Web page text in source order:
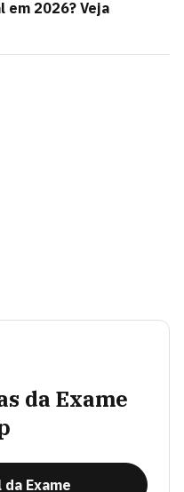
em 2026? Veja
da Exame
Exame